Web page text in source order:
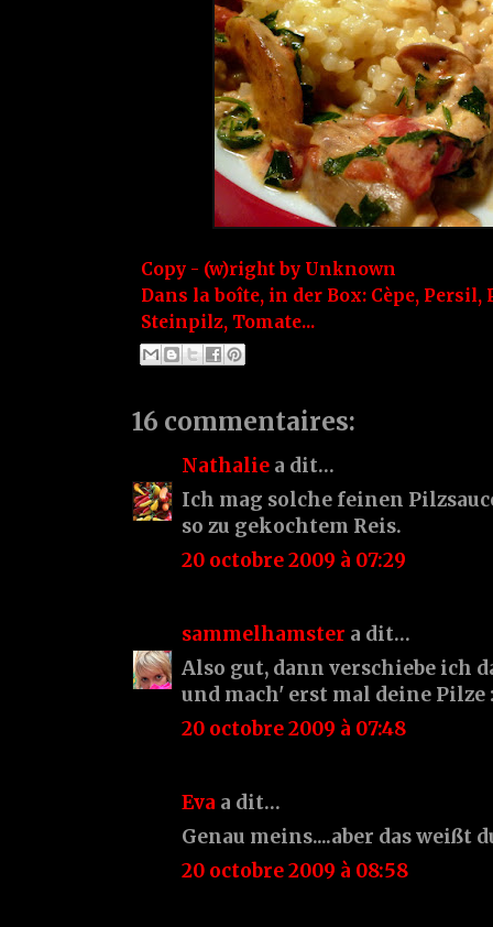
Copy - (w)right by Unknown
Dans la boîte, in der Box: Cèpe, Persil,
Steinpilz, Tomate...
16 commentaires:
Nathalie a dit…
Ich mag solche feinen
so zu gekochtem Reis.
20 octobre 2009 à 07:29
sammelhamster a dit…
Also gut, dann verschiebe ich
und mach' erst mal deine Pilze
20 octobre 2009 à 07:48
Eva a dit…
Genau meins....aber das weißt
20 octobre 2009 à 08:58